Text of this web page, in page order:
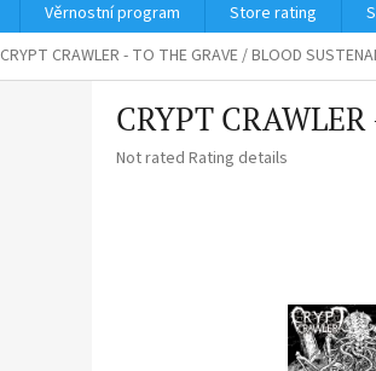
Věrnostní program Store rating
CRYPT CRAWLER - TO THE GRAVE / BLOOD
CRYPT
The
Not rated Rating details